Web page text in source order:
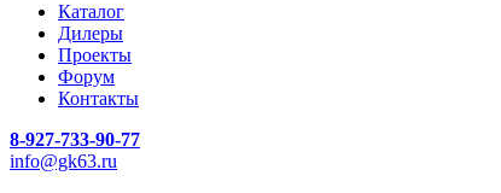
Каталог
Дилеры
Проекты
Форум
Контакты
8-927-733-90-77
info@gk63.ru